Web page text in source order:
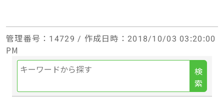
管理番号 ：14729 / 作成日時 ：2018/10/03 03:20:00
PM
検
索